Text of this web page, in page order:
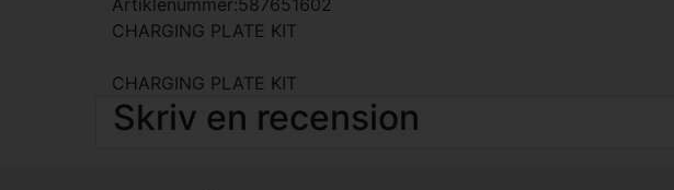
Artiklenummer:587651602
CHARGING PLATE KIT
CHARGING PLATE KIT
Skriv en recension